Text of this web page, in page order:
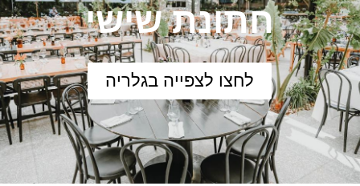
חתונת שישי
לחצו לצפייה בגלריה